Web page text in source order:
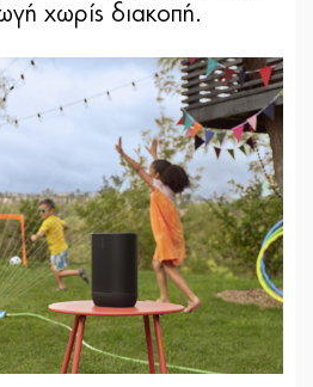
χωρίς διακοπή.